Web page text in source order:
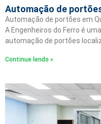
Automação de
Automação de portões em
A Engenheiros do Ferro é
automação de portões
Continue lendo »